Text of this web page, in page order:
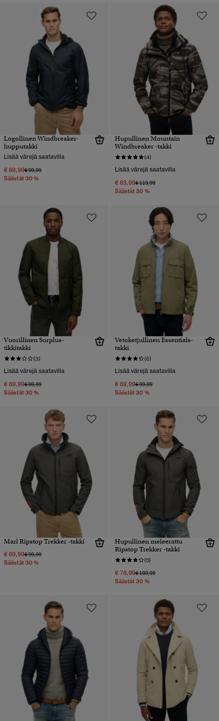
Logollinen Windbreaker-
hupputakki
Lisää värejä saatavilla
€ 69,99Hinta alennettu hinnasta
€ 99,99hintaan
Säästät 30 %
Hupullinen Mountain
Windbreaker -takki
(4)
Lisää värejä saatavilla
€ 83,99Hinta alennettu hinnasta
€ 119,99hintaan
Säästät 30 %
Vuorillinen Surplus-
tikkitakki
(3)
Lisää värejä saatavilla
€ 69,99Hinta alennettu hinnasta
€ 99,99hintaan
Säästät 30 %
Vetoketjullinen Essentials-
takki
(6)
Lisää värejä saatavilla
€ 69,99Hinta alennettu hinnasta
€ 99,99hintaan
Säästät 30 %
Marl Ripstop Trekker -takki
€ 69,99Hinta alennettu hinnasta
€ 99,99hintaan
Säästät 30 %
Hupullinen meleerattu
Ripstop Trekker -takki
(5)
€ 76,99Hinta alennettu hinnasta
€ 109,99hintaan
Säästät 30 %